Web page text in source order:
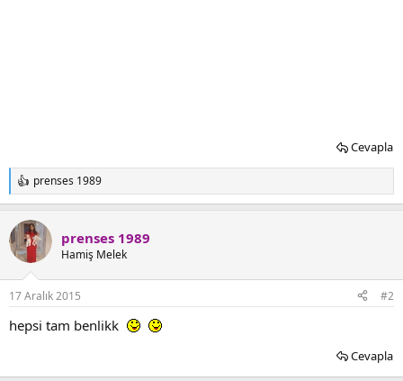
Cevapla
T
e
k
i
l
:
prenses 1989
prenses 1989
Hamiş Melek
17 Aralık 2015 #2
hepsi tam benlikk
Cevapla